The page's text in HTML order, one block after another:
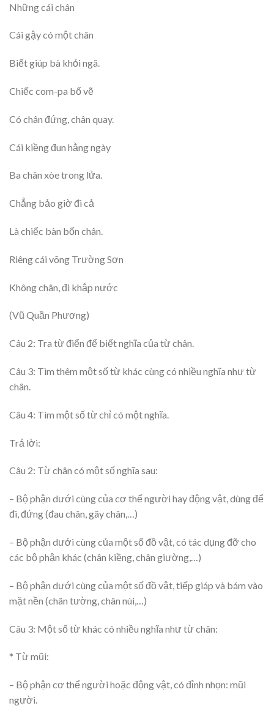
Những cái chân
Cái gậy có một chân
Biết giúp bà khỏi ngã.
Chiếc com-pa bố vẽ
Có chân đứng, chân quay.
Cái kiềng đun hằng ngày
Ba chân xòe trong lửa.
Chẳng bảo giờ đi cả
Là chiếc bàn bốn chân.
Riêng cái võng Trường Sơn
Không chân, đi khắp nước
(Vũ Quần Phương)
Câu 2: Tra từ điển để biết nghĩa của từ chân.
Câu 3: Tìm thêm một số từ khác cùng có nhiều nghĩa như từ
chân.
Câu 4: Tìm một số từ chỉ có một nghĩa.
Trả lời:
Câu 2: Từ chân có một số nghĩa sau:
– Bộ phận dưới cùng của cơ thể người hay động vật, dùng để
đi, đứng (đau chân, gãy chân,…)
– Bộ phận dưới cùng của một số đồ vật, có tác dụng đỡ cho
các bộ phận khác (chân kiềng, chân giường,…)
– Bộ phận dưới cùng của một số đồ vật, tiếp giáp và bám vào
mặt nền (chân tường, chân núi,…)
Câu 3: Một số từ khác có nhiều nghĩa như từ chân:
* Từ mũi:
– Bộ phận cơ thể người hoặc động vật, có đỉnh nhọn: mũi
người.